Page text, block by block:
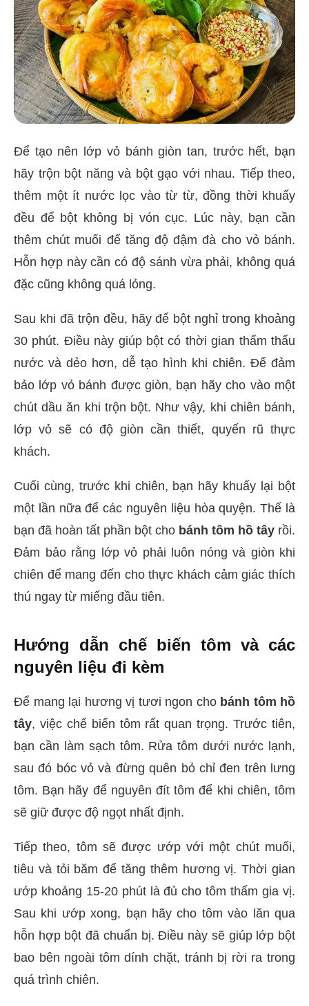
Để tạo nên lớp vỏ bánh giòn tan, trước hết, bạn
hãy trộn bột năng và bột gạo với nhau. Tiếp theo,
thêm một ít nước lọc vào từ từ, đồng thời khuấy
đều để bột không bị vón cục. Lúc này, bạn cần
thêm chút muối để tăng độ đậm đà cho vỏ bánh.
Hỗn hợp này cần có độ sánh vừa phải, không quá
đặc cũng không quá lỏng.
Sau khi đã trộn đều, hãy để bột nghỉ trong khoảng
30 phút. Điều này giúp bột có thời gian thẩm thấu
nước và dẻo hơn, dễ tạo hình khi chiên. Để đảm
bảo lớp vỏ bánh được giòn, bạn hãy cho vào một
chút dầu ăn khi trộn bột. Như vậy, khi chiên bánh,
lớp vỏ sẽ có độ giòn cần thiết, quyến rũ thực
khách.
Cuối cùng, trước khi chiên, bạn hãy khuấy lại bột
một lần nữa để các nguyên liệu hòa quyện. Thế là
bạn đã hoàn tất phần bột cho bánh tôm hồ tây rồi.
Đảm bảo rằng lớp vỏ phải luôn nóng và giòn khi
chiên để mang đến cho thực khách cảm giác thích
thú ngay từ miếng đầu tiên.
Hướng dẫn chế biến tôm và các
nguyên liệu đi kèm
Để mang lại hương vị tươi ngon cho bánh tôm hồ
tây, việc chế biến tôm rất quan trọng. Trước tiên,
bạn cần làm sạch tôm. Rửa tôm dưới nước lạnh,
sau đó bóc vỏ và đừng quên bỏ chỉ đen trên lưng
tôm. Bạn hãy để nguyên đít tôm để khi chiên, tôm
sẽ giữ được độ ngọt nhất định.
Tiếp theo, tôm sẽ được ướp với một chút muối,
tiêu và tỏi băm để tăng thêm hương vị. Thời gian
ướp khoảng 15-20 phút là đủ cho tôm thấm gia vị.
Sau khi ướp xong, bạn hãy cho tôm vào lăn qua
hỗn hợp bột đã chuẩn bị. Điều này sẽ giúp lớp bột
bao bên ngoài tôm dính chặt, tránh bị rời ra trong
quá trình chiên.